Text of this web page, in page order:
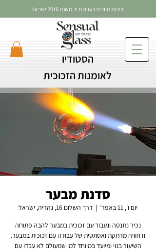
הסטודיו
לאומנות הזכוכית
יצירות זכוכית בעבודת יד משנת 2016 ישראל
סדנת מבער
יום ו׳, 11 באפר׳
  |
דרך השלום 16, נהריה, ישראל
השיעור בנוי ומיועד במיוחד למי שמעולם לא עבדו עם